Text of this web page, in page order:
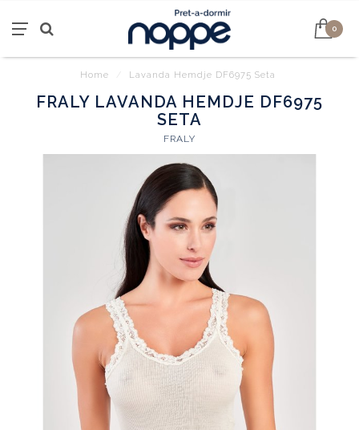
0
Home Lavanda Hemdje DF6975 Seta
FRALY LAVANDA HEMDJE DF6975
SETA
FRALY